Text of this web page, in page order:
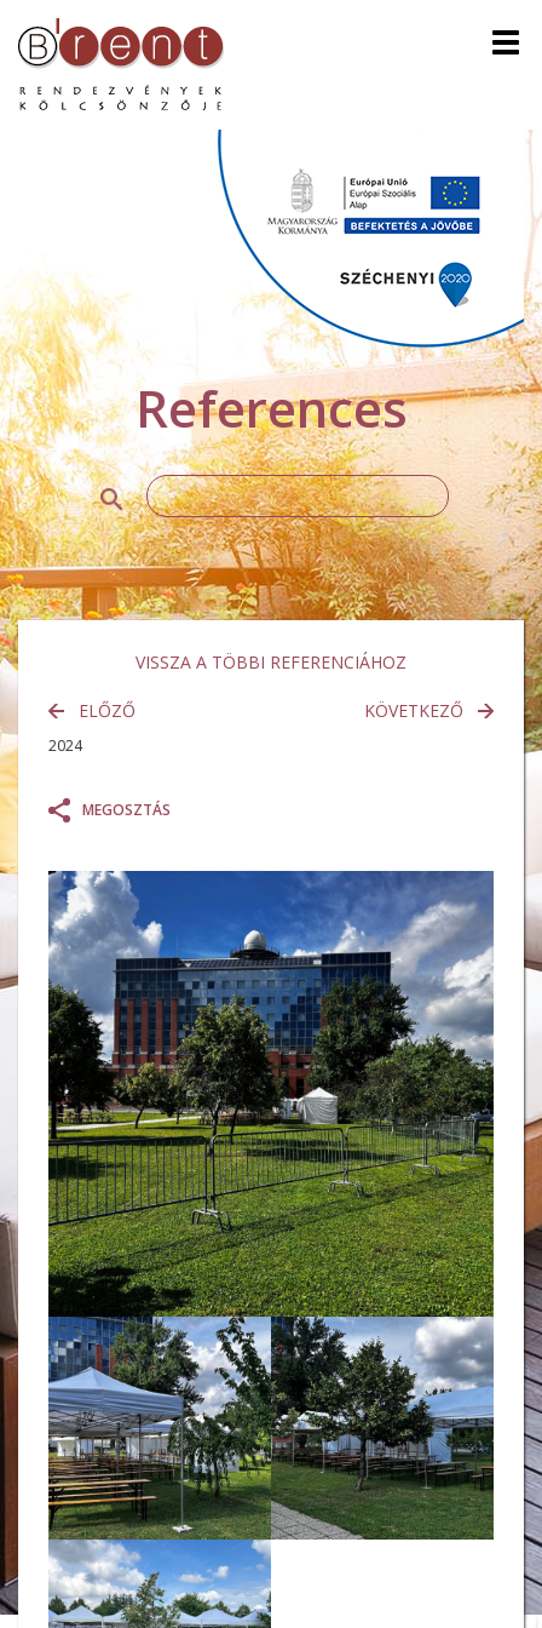
References
VISSZA A TÖBBI REFERENCIÁHOZ
ELŐZŐ KÖVETKEZŐ
2024
MEGOSZTÁS